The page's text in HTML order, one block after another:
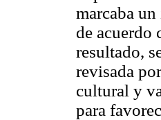
marcaba
de acuerdo
resultado,
revisada
cultural y
para